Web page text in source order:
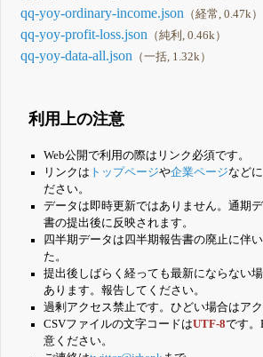
qq-yoy-ordinary-income.json （経常, 0.47k）
qq-yoy-profit-loss.json （純利, 0.46k）
qq-yoy-data-all.json （一括, 1.32k）
利用上の注意
Web公開で利用の際はリンク必須です。
リンクは トップページや企業ページなど
ださい。
データは即時更新ではありません。通期
書の提出後に反映されます。
四半期データは四半期報告書の廃止に伴
た。
提出後しばらく経っても最新にならない
あります。報告してください。
過剰アクセス禁止です。ひどい場合はアク
CSVファイルの文字コードはUTF-8です。
意ください。